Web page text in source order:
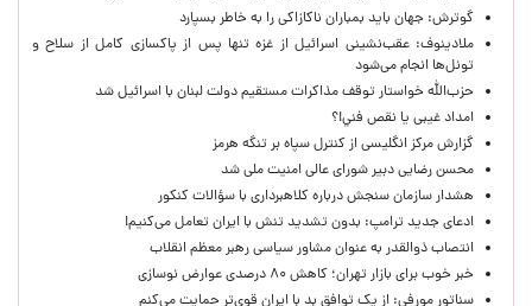
گوترش: جهان باید بمباران ناکازاکی را به‌ خاطر بسپارد
ملادینوف: عقب‌نشینی اسرائیل از غزه تنها پس از پاکسازی کامل از سلاح و
تونل‌ها انجام می‌شود
حزب‌الله خواستار توقف مذاکرات مستقیم دولت لبنان با اسرائیل شد
امداد غیبی يا نقص فني!؟
گزارش مرکز انگلیسی از کنترل سپاه بر تنگه هرمز
محسن رضایی دبیر شورای عالی امنیت ملی شد
هشدار سازمان سنجش درباره کلاهبرداری با سؤالات کنکور
ادعای جدید ترامپ: بدون تشدید تنش با ایران تعامل می‌کنیم!
انتصاب ذوالقدر به عنوان مشاور سیاسی رهبر معظم انقلاب
خبر خوب برای بازار تهران؛ کاهش ۸۰ درصدی عوارض نوسازی
سناتور مورفی: از یک توافق بد با ایران قوی‌تر حمایت می‌کنم